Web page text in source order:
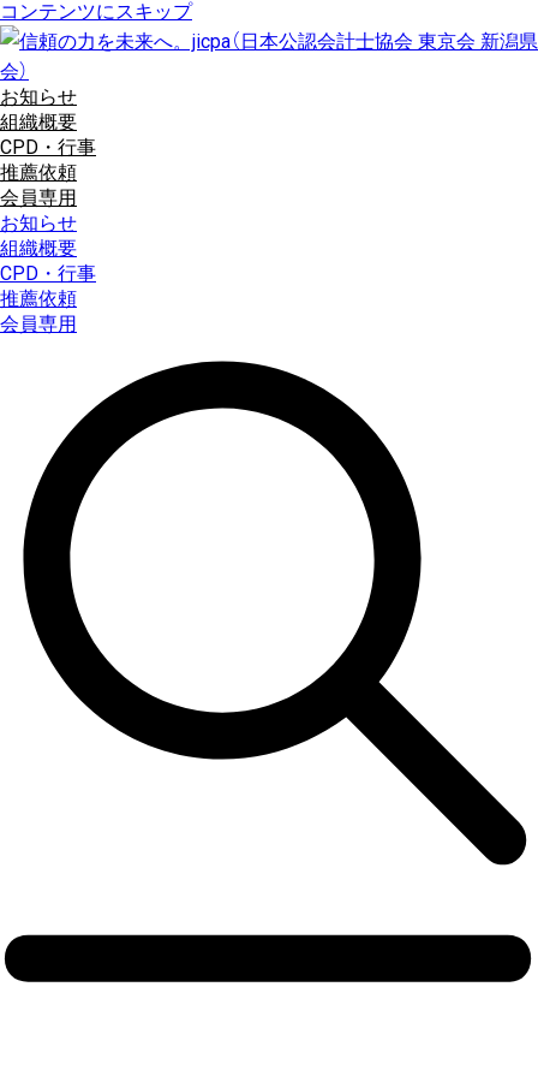
コンテンツにスキップ
お知らせ
組織概要
CPD・行事
推薦依頼
会員専用
お知らせ
組織概要
CPD・行事
推薦依頼
会員専用